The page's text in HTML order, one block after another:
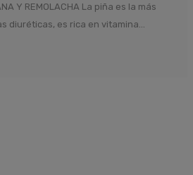
diuréticas, es rica en vitamina...